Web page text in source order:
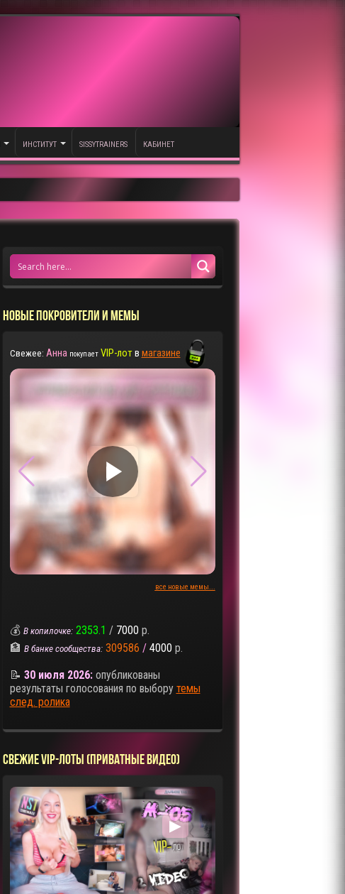
ИНСТИТУТ SISSYTRAINERS КАБИНЕТ
НОВЫЕ ПОКРОВИТЕЛИ И МЕМЫ
Свежее: Анна покупает VIP-лотв магазине
▶
все новые мемы...
💰 В копилочке: 2353.1 / 7000 р.
🏦 В банке сообщества: 309586 / 4000 р.
📝 30 июля 2026:опубликованы
результаты голосования по выбору темы
след. ролика
СВЕЖИЕ VIP-ЛОТЫ (ПРИВАТНЫЕ ВИДЕО)
▶